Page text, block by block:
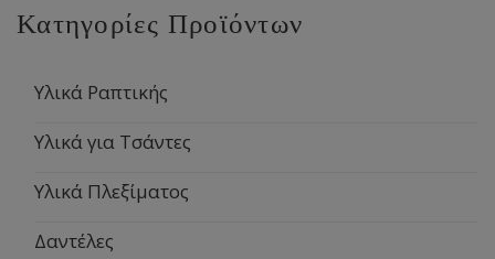
Κατηγορίες Προϊόντων
Υλικά Ραπτικής
Υλικά για Τσάντες
Υλικά Πλεξίματος
Δαντέλες